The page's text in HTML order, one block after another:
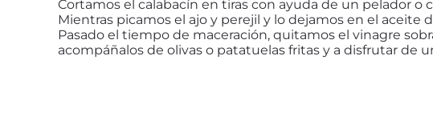
Cortamos el calabacín en tiras con ayuda de un pelador o
Mientras picamos el ajo y perejil y lo dejamos en el aceite
Pasado el tiempo de maceración, quitamos el vinagre
acompáñalos de olivas o patatuelas fritas y a disfrutar de